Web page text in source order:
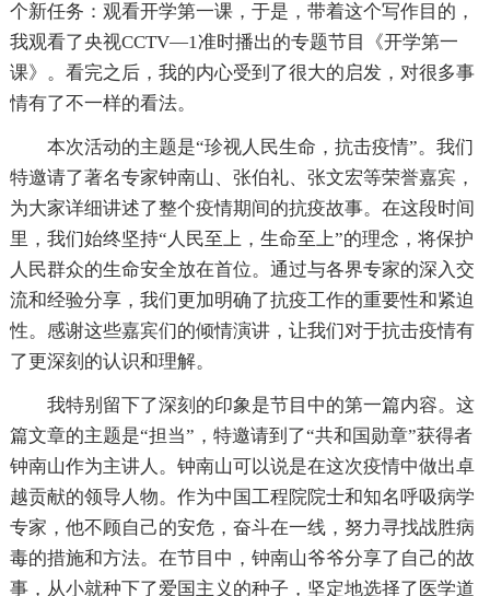
个新任务：观看开学第一课，于是，带着这个写作目的，
我观看了央视CCTV—1准时播出的专题节目《开学第一
课》。看完之后，我的内心受到了很大的启发，对很多事
情有了不一样的看法。
本次活动的主题是“珍视人民生命，抗击疫情”。我们
特邀请了著名专家钟南山、张伯礼、张文宏等荣誉嘉宾，
为大家详细讲述了整个疫情期间的抗疫故事。在这段时间
里，我们始终坚持“人民至上，生命至上”的理念，将保护
人民群众的生命安全放在首位。通过与各界专家的深入交
流和经验分享，我们更加明确了抗疫工作的重要性和紧迫
性。感谢这些嘉宾们的倾情演讲，让我们对于抗击疫情有
了更深刻的认识和理解。
我特别留下了深刻的印象是节目中的第一篇内容。这
篇文章的主题是“担当”，特邀请到了“共和国勋章”获得者
钟南山作为主讲人。钟南山可以说是在这次疫情中做出卓
越贡献的领导人物。作为中国工程院院士和知名呼吸病学
专家，他不顾自己的安危，奋斗在一线，努力寻找战胜病
毒的措施和方法。在节目中，钟南山爷爷分享了自己的故
事，从小就种下了爱国主义的种子，坚定地选择了医学道